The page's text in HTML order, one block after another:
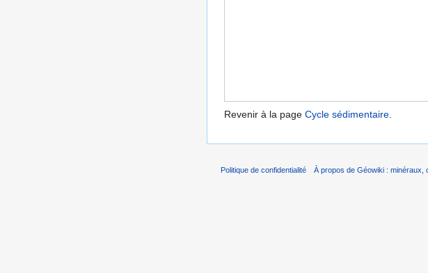
Revenir à la page Cycle sédimentaire.
Politique de confidentialité À propos de Géowiki : minéraux,